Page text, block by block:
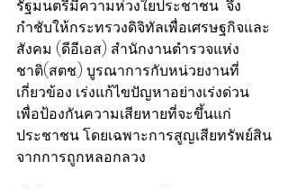
รัฐมนตรีมีความห่วงใยประชาชน  จึง
กำชับให้กระทรวงดิจิทัลเพื่อเศรษฐกิจและ
สังคม (ดีอีเอส) สำนักงานตำรวจแห่ง
ชาติ(สตช.) บูรณาการกับหน่วยงานที่
เกี่ยวข้อง เร่งแก้ไขปัญหาอย่างเร่งด่วน
เพื่อป้องกันความเสียหายที่จะขึ้นแก่
ประชาชน โดยเฉพาะการสูญเสียทรัพย์สิน
จากการถูกหลอกลวง